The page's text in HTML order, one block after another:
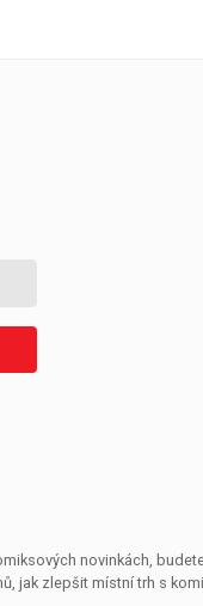
novinkách,
jak zlepšit místní trh s